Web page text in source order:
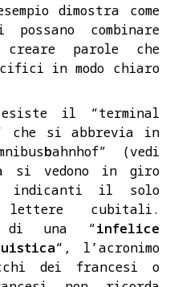
dimostra come
possano combinare
parole che
in modo chiaro
esiste il “terminal
che si abbrevia in
bahnhof” (vedi
vedono in giro
indicanti il solo
lettere cubitali.
di una “infelice
“, l’acronimo
dei francesi o